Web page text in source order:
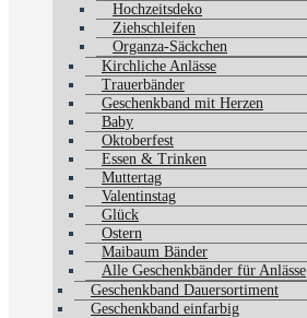
Hochzeitsdeko
Ziehschleifen
Organza-Säckchen
Kirchliche Anlässe
Trauerbänder
Geschenkband mit Herzen
Baby
Oktoberfest
Essen & Trinken
Muttertag
Valentinstag
Glück
Ostern
Maibaum Bänder
Alle Geschenkbänder für Anlässe
Geschenkband Dauersortiment
Geschenkband einfarbig